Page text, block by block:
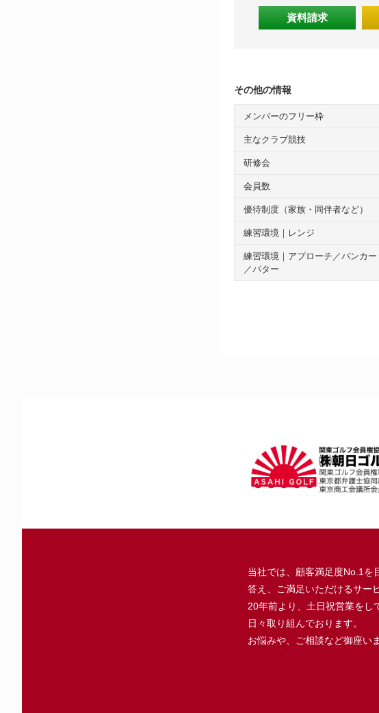
資料請求
その他の情報
メンバーのフリー枠
主なクラブ競技
研修会
会員数
優待制度（家族・同伴者など）
練習環境｜レンジ
練習環境｜アプローチ／バンカー
／パター
当社では、顧客満足度No.1を
答え、ご満足いただけるサー
20年前より、土日祝営業をし
日々取り組んでおります。
お悩みや、ご相談など御座い